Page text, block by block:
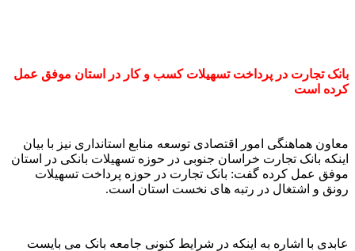
بانک تجارت در پرداخت تسهیلات کسب و کار در استان موفق عمل
کرده است
معاون هماهنگی امور اقتصادی توسعه منابع استانداری نیز با بیان
اینکه بانک تجارت خراسان جنوبی در حوزه تسهیلات بانکی در استان
موفق عمل کرده گفت: بانک تجارت در حوزه پرداخت تسهیلات
رونق و اشتغال در رتبه های نخست استان است.
عابدی با اشاره به اینکه در شرایط کنونی جامعه بانک می بایست